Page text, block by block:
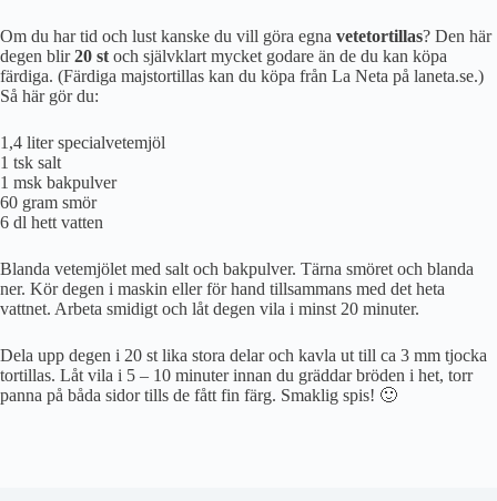
Om du har tid och lust kanske du vill göra egna vetetortillas? Den här
degen blir20 st och självklart mycket godare än de du kan köpa
färdiga. (Färdiga majstortillas kan du köpa från La Neta på laneta.se.)
Så här gör du:
1,4 liter specialvetemjöl
1 tsk salt
1 msk bakpulver
60 gram smör
6 dl hett vatten
Blanda vetemjölet med salt och bakpulver. Tärna smöret och blanda
ner. Kör degen i maskin eller för hand tillsammans med det heta
vattnet. Arbeta smidigt och låt degen vila i minst 20 minuter.
Dela upp degen i 20 st lika stora delar och kavla ut till ca 3 mm tjocka
tortillas. Låt vila i 5 – 10 minuter innan du gräddar bröden i het, torr
panna på båda sidor tills de fått fin färg. Smaklig spis! 🙂